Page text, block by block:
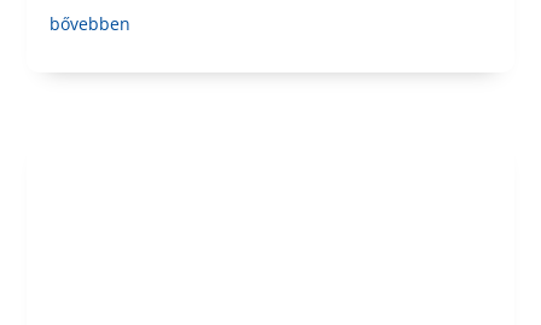
bővebben